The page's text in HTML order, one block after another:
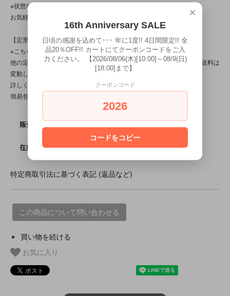
※状態など分かり辛い点、気になる点、不明点がございましたら、
お気軽にお問い合わせ下さい。
【定形外対応商品】
※こちらの商品は【サイズ規格外・(6)～50gまで】です。
他の定形外対応商品と複数購入される場合は、サイズや重量によって送料は
変動します。送料は【最終注文確認書】で確定します。
詳しくは
をご覧ください。
簡易包装です。
販売価格 SOLD OUT
在庫数 0
特定商取引法に基づく表記 (返品など)
この商品について問い合わせる
買い物を続ける
お気に入り
×
16th Anniversary SALE
日頃の感謝を込めて･･･ 年に1度!! 4日間限定!! 全
品20％OFF!! カートにてクーポンコードをご入
力ください。 【2026/08/06(木)[10:00]～08/9(日)
[18:00]まで】
クーポンコード
2026
コードをコピー